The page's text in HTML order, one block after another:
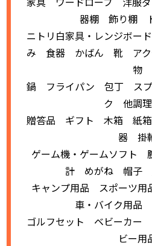
器棚 飾り棚
ニトリ白家具・レンジボ
み 食器 かばん 靴 アク
物
鍋 フライパン 包丁 ス
ク 他調
贈答品 ギフト 木箱
器 掛
ゲーム機・ゲームソフト
計 めがね 帽子
キャンプ用品 スポーツ
車・バイク用品
ゴルフセット ベビーカー
ビー用